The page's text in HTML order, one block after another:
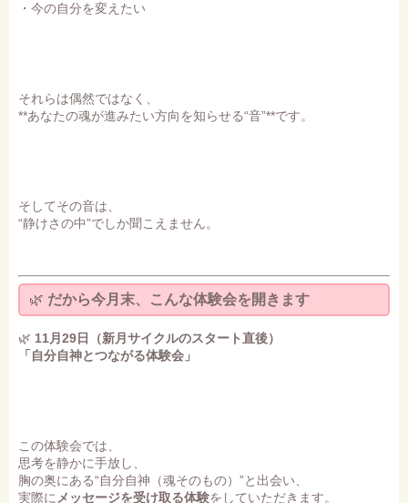
・今の自分を変えたい
それらは偶然ではなく、
**あなたの魂が進みたい方向を知らせる“音”**です。
そしてその音は、
“静けさの中”でしか聞こえません。
🌿 だから今月末、こんな体験会を開きます
🌿 11月29日（新月サイクルのスタート直後）
「自分自神とつながる体験会」
この体験会では、
思考を静かに手放し、
胸の奥にある“自分自神（魂そのもの）”と出会い、
実際にメッセージを受け取る体験をしていただきます。